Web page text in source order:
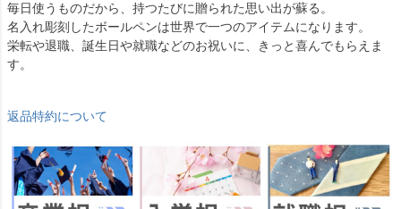
毎日使うものだから、持つたびに贈られた思い出が蘇る。
名入れ彫刻したボールペンは世界で一つのアイテムになります。
栄転や退職、誕生日や就職などのお祝いに、きっと喜んでもらえま
す。
返品特約について